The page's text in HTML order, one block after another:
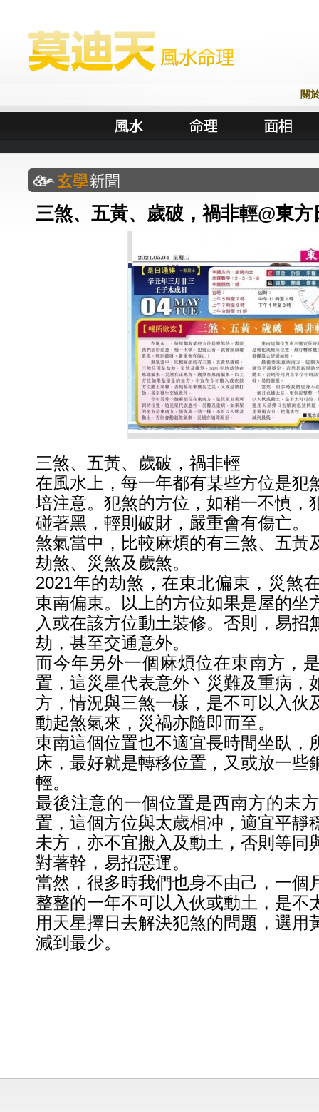
關
三煞、五黃、歲破，禍非輕@東方
三煞、五黃、歲破，禍非輕
在風水上，每一年都有某些方位是犯
培注意。犯煞的方位，如稍一不慎，
碰著黑，輕則破財，嚴重會有傷亡。
煞氣當中，比較麻煩的有三煞、五黃
劫煞、災煞及歲煞。
2021年的劫煞，在東北偏東，災煞
東南偏東。以上的方位如果是屋的坐
入或在該方位動土裝修。否則，易招
劫，甚至交通意外。
而今年另外一個麻煩位在東南方，
置，這災星代表意外丶災難及重病，
方，情況與三煞一樣，是不可以入伙
動起煞氣來，災禍亦隨即而至。
東南這個位置也不適宜長時間坐臥，
床，最好就是轉移位置，又或放一些
輕。
最後注意的一個位置是西南方的未
置，這個方位與太歳相冲，適宜平靜
未方，亦不宜搬入及動土，否則等同
對著幹，易招惡運。
當然，很多時我們也身不由己，一個
整整的一年不可以入伙或動土，是不
用天星擇日去解決犯煞的問題，選用
減到最少。